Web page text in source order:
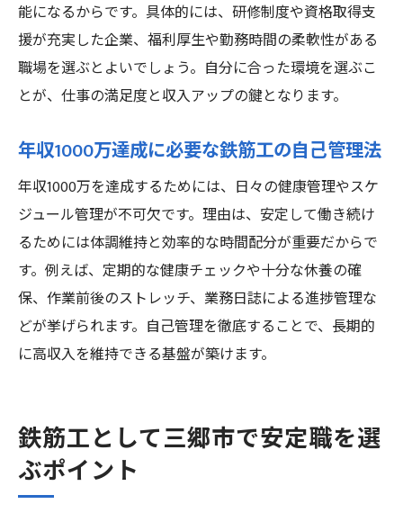
能になるからです。具体的には、研修制度や資格取得支
援が充実した企業、福利厚生や勤務時間の柔軟性がある
職場を選ぶとよいでしょう。自分に合った環境を選ぶこ
とが、仕事の満足度と収入アップの鍵となります。
年収1000万達成に必要な鉄筋工の自己管理法
年収1000万を達成するためには、日々の健康管理やスケ
ジュール管理が不可欠です。理由は、安定して働き続け
るためには体調維持と効率的な時間配分が重要だからで
す。例えば、定期的な健康チェックや十分な休養の確
保、作業前後のストレッチ、業務日誌による進捗管理な
どが挙げられます。自己管理を徹底することで、長期的
に高収入を維持できる基盤が築けます。
鉄筋工として三郷市で安定職を選
ぶポイント